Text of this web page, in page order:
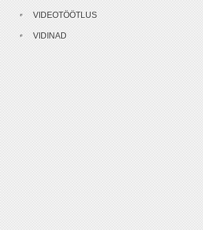
VIDEOTÖÖTLUS
VIDINAD